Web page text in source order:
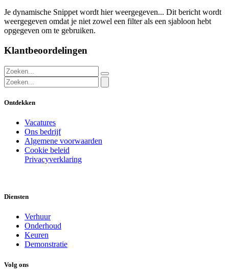
Je dynamische Snippet wordt hier weergegeven... Dit bericht wordt
weergegeven omdat je niet zowel een filter als een sjabloon hebt
opgegeven om te gebruiken.
Klantbeoordelingen
Ontdekken
Vacatures
Ons bedrijf
Algemene voorwaarden
Cookie beleid
Privacyverklaring
Diensten
Verhuur
Onderhoud
Keuren
Demonstratie
Volg ons